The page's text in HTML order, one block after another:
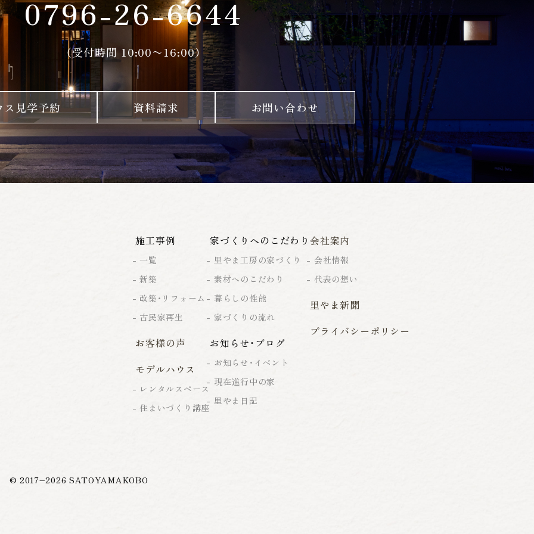
0796-26-6644
（受付時間 10:00〜16:00）
見学予約 資料請求 お問い合わせ
施工事例
一覧
新築
改築・リフォーム
古民家再生
お客様の声
モデルハウス
レンタルスペース
住まいづくり講座
家づくりへのこだわり
里やま工房の家づくり
素材へのこだわり
暮らしの性能
家づくりの流れ
お知らせ・ブログ
お知らせ・イベント
現在進行中の家
里やま日記
会社案内
会社情報
代表の想い
里やま新聞
プライバシーポリシー
© 2017–2026 SATOYAMAKOBO